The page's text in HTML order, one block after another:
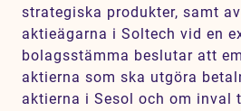
strategiska produkter, samt
aktieägarna i Soltech vid en
bolagsstämma beslutar att
aktierna som ska utgöra
aktierna i Sesol och om inval